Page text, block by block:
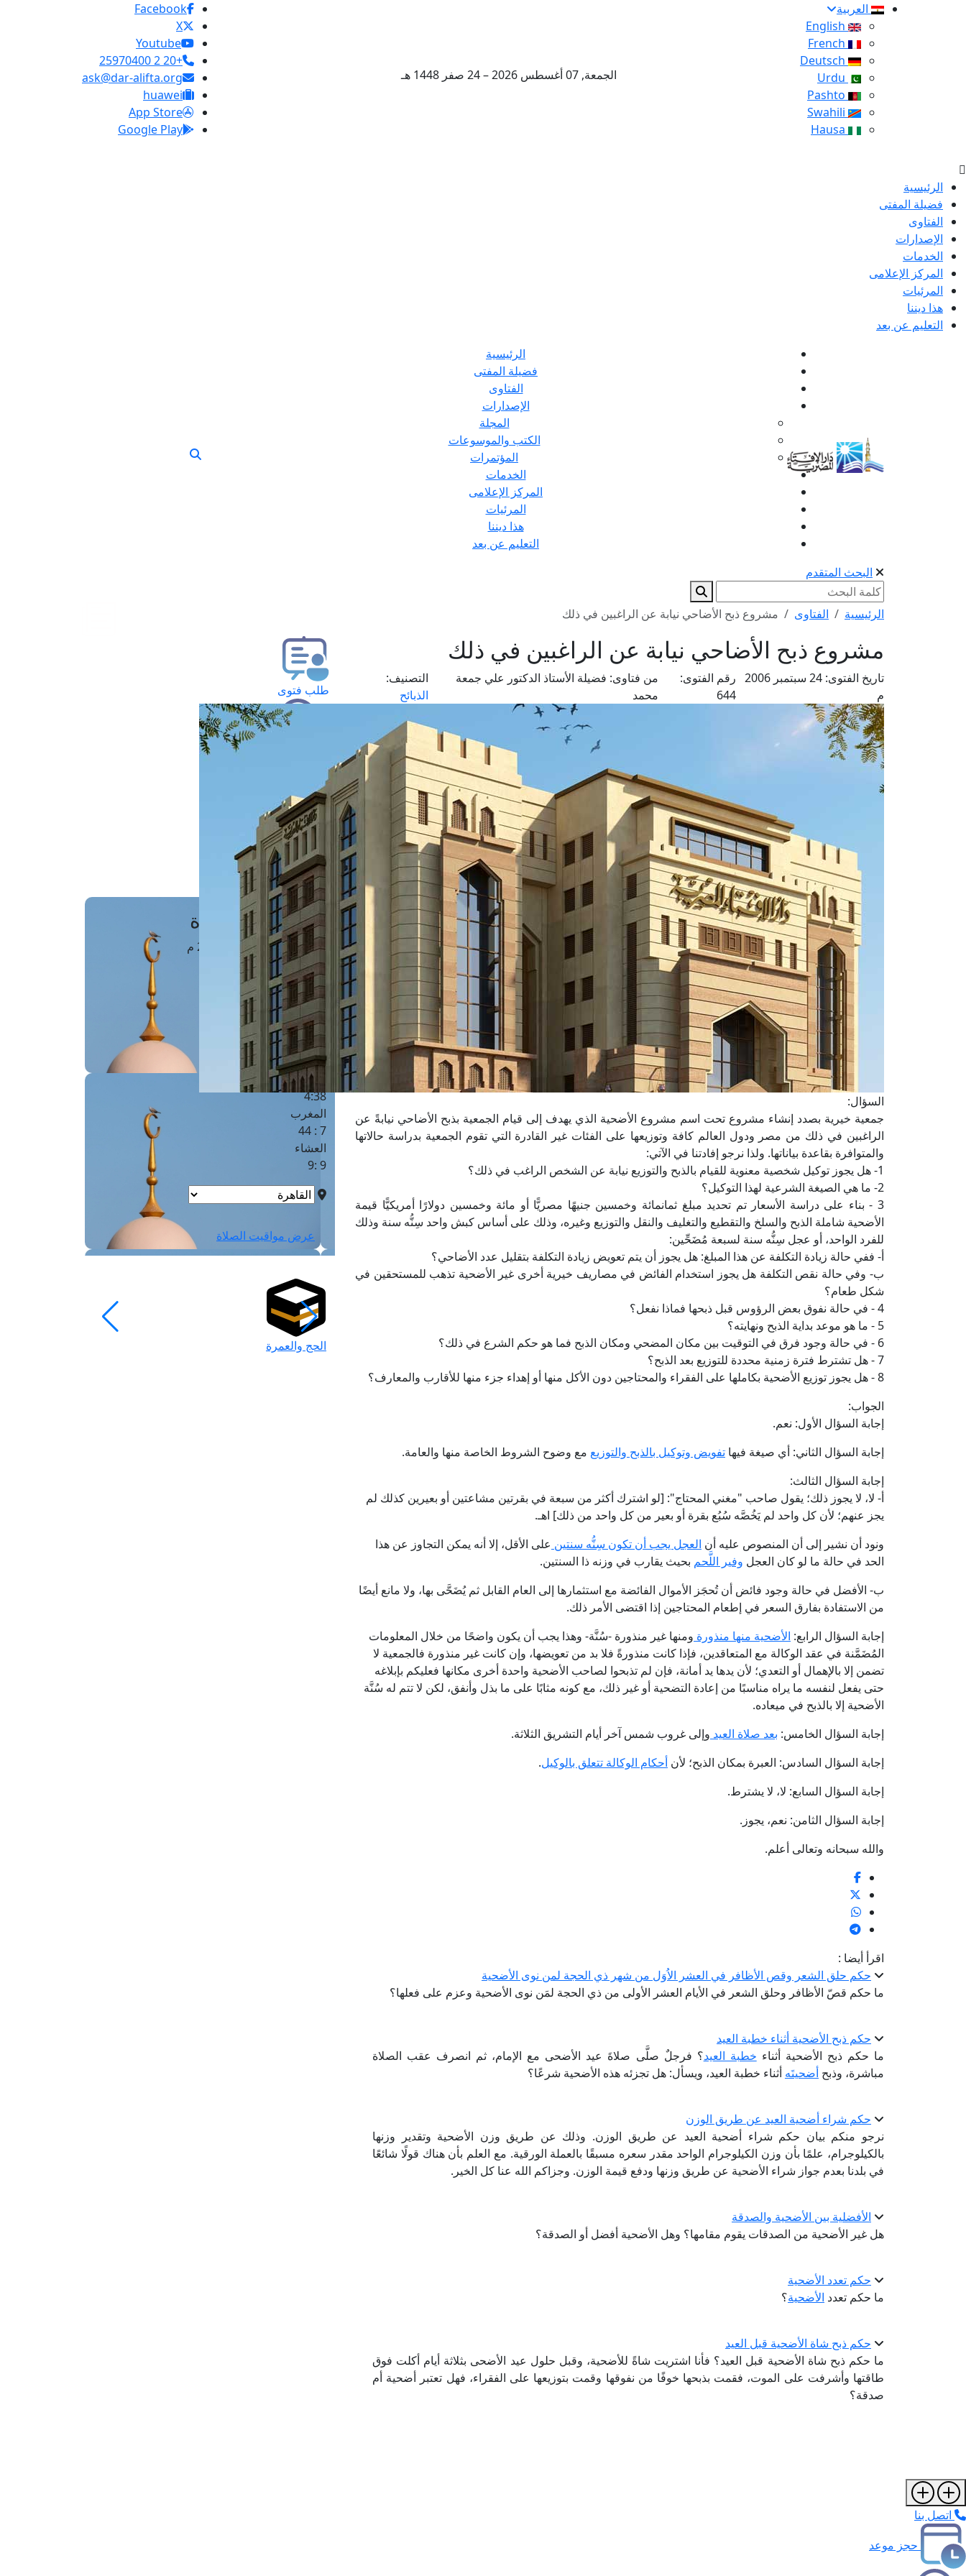
العربية
الجمعة, 07 أغسطس 2026 – 24 صفر 1448 هـ
Facebook
X
Youtube
+20 2 25970400
ask@dar-alifta.org
huawei
App Store
Google Play
الرئيسية
فضيلة المفتى
الفتاوى
الإصدارات
الخدمات
المركز الإعلامى
المرئيات
هذا ديننا
التعليم عن بعد
الرئيسية
فضيلة المفتى
الفتاوى
الإصدارات
المجلة
الكتب والموسوعات
المؤتمرات
الخدمات
المركز الإعلامى
المرئيات
هذا ديننا
التعليم عن بعد
البحث المتقدم
الرئيسية الفتاوى مشروع ذبح الأضاحي نيابة عن الراغبين في ذلك
مشروع ذبح الأضاحي نيابة عن الراغبين في ذلك
تاريخ الفتوى:
24 سبتمبر 2006
م
رقم الفتوى:
644
من فتاوى: فضيلة الأستاذ الدكتور علي جمعة
محمد
التصنيف:
الذبائح
السؤال:
جمعية خيرية بصدد إنشاء مشروع تحت اسم مشروع الأضحية الذي يهدف إلى قيام الجمعية بذبح الأضاحي نيابةً عن
الراغبين في ذلك من مصر ودول العالم كافة وتوزيعها على الفئات غير القادرة التي تقوم الجمعية بدراسة حالاتها
والمتوافرة بقاعدة بياناتها. ولذا نرجو إفادتنا في الآتي:
1- هل يجوز توكيل شخصية معنوية للقيام بالذبح والتوزيع نيابة عن الشخص الراغب في ذلك؟
2- ما هي الصيغة الشرعية لهذا التوكيل؟
3 - بناء على دراسة الأسعار تم تحديد مبلغ ثمانمائة وخمسين جنيهًا مصريًّا أو مائة وخمسين دولارًا أمريكيًّا قيمة
الأضحية شاملة الذبح والسلخ والتقطيع والتغليف والنقل والتوزيع وغيره، وذلك على أساس كبش واحد سِنُّه سنة وذلك
للفرد الواحد، أو عجل سِنُّه سنة لسبعة مُضَحِّين:
أ- ففي حالة زيادة التكلفة عن هذا المبلغ: هل يجوز أن يتم تعويض زيادة التكلفة بتقليل عدد الأضاحي؟
ب- وفي حالة نقص التكلفة هل يجوز استخدام الفائض في مصاريف خيرية أخرى غير الأضحية تذهب للمستحقين في
شكل طعام؟
4 - في حالة نفوق بعض الرؤوس قبل ذبحها فماذا نفعل؟
5 - ما هو موعد بداية الذبح ونهايته؟
6 - في حالة وجود فرق في التوقيت بين مكان المضحي ومكان الذبح فما هو حكم الشرع في ذلك؟
7 - هل تشترط فترة زمنية محددة للتوزيع بعد الذبح؟
8 - هل يجوز توزيع الأضحية بكاملها على الفقراء والمحتاجين دون الأكل منها أو إهداء جزء منها للأقارب والمعارف؟
الجواب:
إجابة السؤال الأول: نعم.
إجابة السؤال الثاني: أي صيغة فيها تفويض وتوكيل بالذبح والتوزيع مع وضوح الشروط الخاصة منها والعامة.
إجابة السؤال الثالث:
أ- لا، لا يجوز ذلك؛ يقول صاحب "مغني المحتاج": [لو اشترك أكثر من سبعة في بقرتين مشاعتين أو بعيرين كذلك لم
يجز عنهم؛ لأن كل واحد لم يَخُصَّه سُبُع بقرة أو بعير من كل واحد من ذلك] اهـ.
ونود أن نشير إلى أن المنصوص عليه أن العجل يجب أن تكون سِنُّه سنتين على الأقل، إلا أنه يمكن التجاوز عن هذا
الحد في حالة ما لو كان العجل وفير اللَّحم بحيث يقارب في وزنه ذا السنتين.
ب- الأفضل في حالة وجود فائض أن تُحجَز الأموال الفائضة مع استثمارها إلى العام القابل ثم يُضَحَّى بها، ولا مانع أيضًا
من الاستفادة بفارق السعر في إطعام المحتاجين إذا اقتضى الأمر ذلك.
إجابة السؤال الرابع: الأضحية منها منذورة ومنها غير منذورة -سُنَّة- وهذا يجب أن يكون واضحًا من خلال المعلومات
المُضَمَّنة في عقد الوكالة مع المتعاقدين، فإذا كانت منذورةً فلا بد من تعويضها، وإن كانت غير منذورة فالجمعية لا
تضمن إلا بالإهمال أو التعدي؛ لأن يدها يد أمانة، فإن لم تذبحوا لصاحب الأضحية واحدة أخرى مكانها فعليكم بإبلاغه
حتى يفعل لنفسه ما يراه مناسبًا من إعادة التضحية أو غير ذلك، مع كونه مثابًا على ما بذل وأنفق، لكن لا تتم له سُنَّة
الأضحية إلا بالذبح في ميعاده.
إجابة السؤال الخامس: بعد صلاة العيد وإلى غروب شمس آخر أيام التشريق الثلاثة.
إجابة السؤال السادس: العبرة بمكان الذبح؛ لأن أحكام الوكالة تتعلق بالوكيل.
إجابة السؤال السابع: لا، لا يشترط.
إجابة السؤال الثامن: نعم، يجوز.
والله سبحانه وتعالى أعلم.
اقرأ أيضا :
حكم حلق الشعر وقص الأظافر في العشر الاُوَل من شهر ذي الحجة لمن نوى الأضحية
ما حكم قصّ الأظافر وحلق الشعر في الأيام العشر الأولى من ذي الحجة لمَن نوى الأضحية وعزم على فعلها؟
حكم ذبح الأضحية أثناء خطبة العيد
ما حكم ذبح الأضحية أثناء خطبة العيد؟ فرجلٌ صلَّى صلاةَ عيد الأضحى مع الإمام، ثم انصرف عقب الصلاة
مباشرة، وذبح أضحيتَه أثناء خطبة العيد، ويسأل: هل تجزئه هذه الأضحية شرعًا؟
حكم شراء أضحية العيد عن طريق الوزن
نرجو منكم بيان حكم شراء أضحية العيد عن طريق الوزن. وذلك عن طريق وزن الأضحية وتقدير وزنها
بالكيلوجرام، علمًا بأن وزن الكيلوجرام الواحد مقدر سعره مسبقًا بالعملة الورقية. مع العلم بأن هناك قولًا شائعًا
في بلدنا بعدم جواز شراء الأضحية عن طريق وزنها ودفع قيمة الوزن. وجزاكم الله عنا كل الخير.
الأفضلية بين الأضحية والصدقة
هل غير الأضحية من الصدقات يقوم مقامها؟ وهل الأضحية أفضل أو الصدقة؟
حكم تعدد الأضحية
ما حكم تعدد الأضحية؟
حكم ذبح شاة الأضحية قبل العيد
ما حكم ذبح شاة الأضحية قبل العيد؟ فأنا اشتريت شاةً للأضحية، وقبل حلول عيد الأضحى بثلاثة أيام أكلت فوق
طاقتها وأشرفت على الموت، فقمت بذبحها خوفًا من نفوقها وقمت بتوزيعها على الفقراء، فهل تعتبر أضحية أم
صدقة؟
طلب فتوى
حجز موعد
الفتوى الهاتفية
مَواقِيتُ الصَّـــلاة
القاهرة · 07 أغسطس 2026 م
الفجر
الشروق
6 :17
الظهر
1 : 1
العصر
4:38
المغرب
7 : 44
العشاء
9 :9
عرض مواقيت الصلاة
الحج والعمرة
اتصل بنا
حجز موعد